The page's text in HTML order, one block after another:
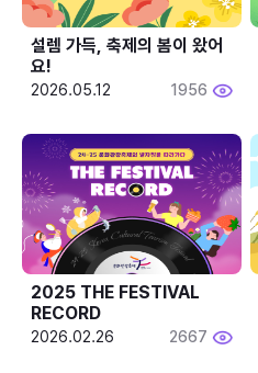
설렘 가득, 축제의 봄이 왔어
요!
2026.05.12 1956
2025 THE FESTIVAL
RECORD
2026.02.26 2667